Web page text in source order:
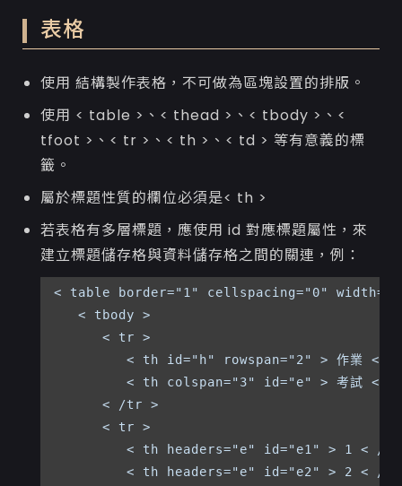
表格
使用 結構製作表格，不可做為區塊設置的排版。
使用 < table >、< thead >、< tbody >、<
tfoot >、< tr >、< th >、< td > 等有意義的標
籤。
屬於標題性質的欄位必須是< th >
若表格有多層標題，應使用 id 對應標題屬性，來
建立標題儲存格與資料儲存格之間的關連，例：
< table border="1" cellspacing="0"
   < tbody >
      < tr >
< th id="h" rowspan="2" > 作業 < /
< th colspan="3" id="e" > 考試 < /
      < /tr >
      < tr >
< th headers="e" id="e1" > 1 < /
< th headers="e" id="e2" > 2 < /